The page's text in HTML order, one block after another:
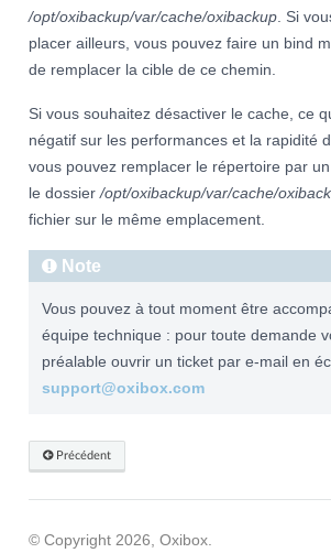
/opt/oxibackup/var/cache/oxibackup. Si
placer ailleurs, vous pouvez faire un bind
de remplacer la cible de ce chemin.
Si vous souhaitez désactiver le cache, ce
négatif sur les performances et la rapidité
vous pouvez remplacer le répertoire par
le dossier /opt/oxibackup/var/cache/
fichier sur le même emplacement.
Note
Vous pouvez à tout moment être
équipe technique : pour toute demande
préalable ouvrir un ticket par e-mail en
support@oxibox.com
Précédent
© Copyright 2026, Oxibox.